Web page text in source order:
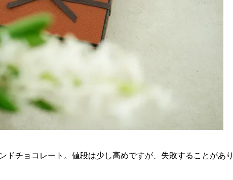
ドチョコレート。値段は少し高めですが、失敗することがあり